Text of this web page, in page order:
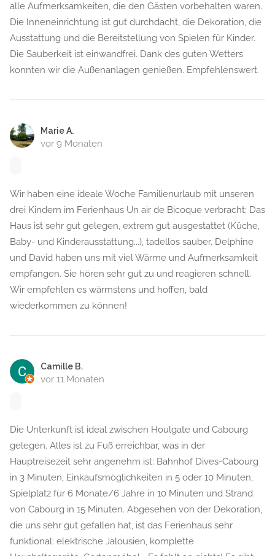
alle Aufmerksamkeiten, die den Gästen vorbehalten waren.
Die Inneneinrichtung ist gut durchdacht, die Dekoration, die
Ausstattung und die Bereitstellung von Spielen für Kinder.
Die Sauberkeit ist einwandfrei. Dank des guten Wetters
konnten wir die Außenanlagen genießen. Empfehlenswert.
Marie A.
vor 9 Monaten
Wir haben eine ideale Woche Familienurlaub mit unseren
drei Kindern im Ferienhaus Un air de Bicoque verbracht: Das
Haus ist sehr gut gelegen, extrem gut ausgestattet (Küche,
Baby- und Kinderausstattung...), tadellos sauber. Delphine
und David haben uns mit viel Wärme und Aufmerksamkeit
empfangen. Sie hören sehr gut zu und reagieren schnell.
Wir empfehlen es wärmstens und hoffen, bald
wiederkommen zu können!
Camille B.
vor 11 Monaten
Die Unterkunft ist ideal zwischen Houlgate und Cabourg
gelegen. Alles ist zu Fuß erreichbar, was in der
Hauptreisezeit sehr angenehm ist: Bahnhof Dives-Cabourg
in 3 Minuten, Einkaufsmöglichkeiten in 5 oder 10 Minuten,
Spielplatz für 6 Monate/6 Jahre in 10 Minuten und Strand
von Cabourg in 15 Minuten. Abgesehen von der Dekoration,
die uns sehr gut gefallen hat, ist das Ferienhaus sehr
funktional: elektrische Jalousien, komplette